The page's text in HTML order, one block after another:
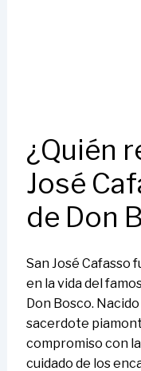
¿Quién
José
de Don
San José Cafasso
en la vida del
Don Bosco.
sacerdote
compromiso con
cuidado de los